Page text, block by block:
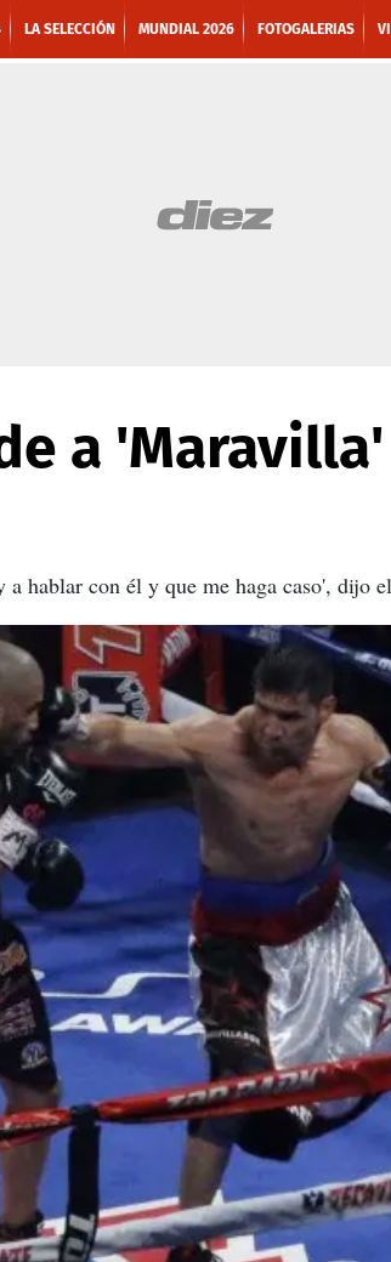
LA SELECCIÓN MUNDIAL 2026 FOTOGALERIAS
a
a hablar con él y que me haga caso', dijo